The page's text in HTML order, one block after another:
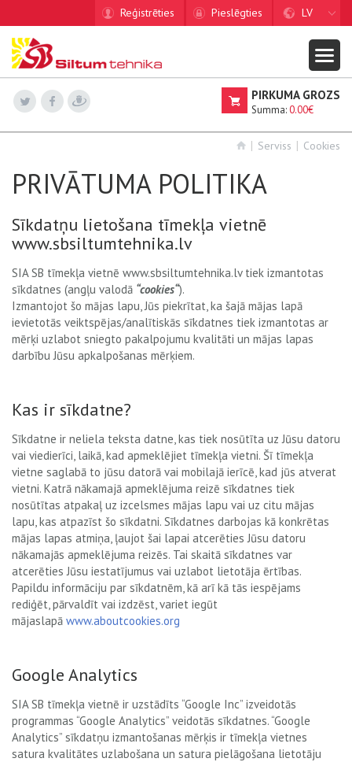
Reģistrēties Pieslēgties LV
PIRKUMA GROZS
Summa:0.00€
Serviss Cookies
PRIVĀTUMA POLITIKA
Sīkdatņu lietošana tīmekļa vietnē
www.sbsiltumtehnika.lv
SIA SB tīmekļa vietnē www.sbsiltumtehnika.lv tiek izmantotas
sīkdatnes (angļu valodā “cookies“).
Izmantojot šo mājas lapu, Jūs piekrītat, ka šajā mājas lapā
ievietotās veiktspējas/analītiskās sīkdatnes tiek izmantotas ar
mērķi uzlabot sniegto pakalpojumu kvalitāti un mājas lapas
darbību Jūsu apkalpošanas mērķiem.
Kas ir sīkdatne?
Sīkdatne ir neliela teksta datne, kas tiek nosūtīta uz Jūsu datoru
vai viedierīci, laikā, kad apmeklējiet tīmekļa vietni. Šī tīmekļa
vietne saglabā to jūsu datorā vai mobilajā ierīcē, kad jūs atverat
vietni. Katrā nākamajā apmeklējuma reizē sīkdatnes tiek
nosūtītas atpakaļ uz izcelsmes mājas lapu vai uz citu mājas
lapu, kas atpazīst šo sīkdatni. Sīkdatnes darbojas kā konkrētas
mājas lapas atmiņa, ļaujot šai lapai atcerēties Jūsu datoru
nākamajās apmeklējuma reizēs. Tai skaitā sīkdatnes var
atcerēties Jūsu iestatījumus vai uzlabot lietotāja ērtības.
Papildu informāciju par sīkdatnēm, kā arī kā tās iespējams
rediģēt, pārvaldīt vai izdzēst, variet iegūt
mājaslapā www.aboutcookies.org
Google Analytics
SIA SB tīmekļa vietnē ir uzstādīts “Google Inc” izveidotās
programmas “Google Analytics” veidotās sīkdatnes. “Google
Analytics” sīkdatņu izmantošanas mērķis ir tīmekļa vietnes
satura kvalitātes uzlabošana un satura pielāgošana lietotāju